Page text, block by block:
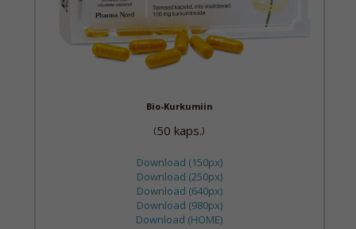
Bio-Kurkumiin
(50 kaps.)
Download (150px)
Download (250px)
Download (640px)
Download (980px)
Download (HOME)